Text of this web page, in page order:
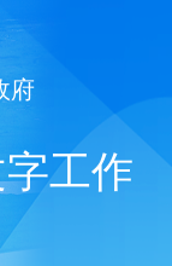
府
工作